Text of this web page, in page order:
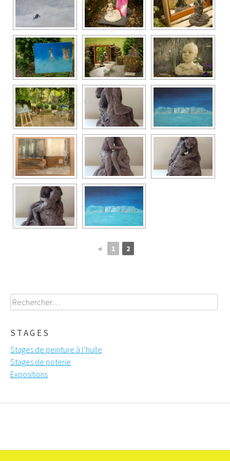
◄ 1 2
Rechercher :
STAGES
Stages de peinture à l’huile
Stages de poterie
Expositions